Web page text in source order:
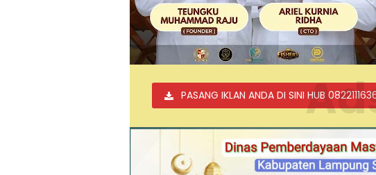
PASANG IKLAN ANDA DI SINI HUB